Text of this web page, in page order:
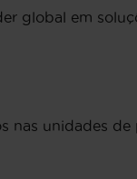
global em
unidades